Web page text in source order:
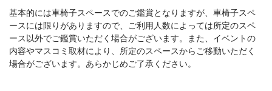
基本的には車椅子スペースでのご鑑賞となりますが、車椅子スペ
ースには限りがありますので、ご利用人数によっては所定のスペ
ース以外でご鑑賞いただく場合がございます。また、イベントの
内容やマスコミ取材により、所定のスペースからご移動いただく
場合がございます。あらかじめご了承ください。